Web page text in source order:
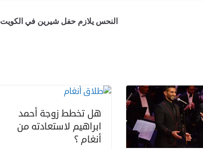
النحس يلازم حفل شيرين في الكويت
هل تخطط زوجة أحمد
ابراهيم لاستعادته من
أنغام ؟